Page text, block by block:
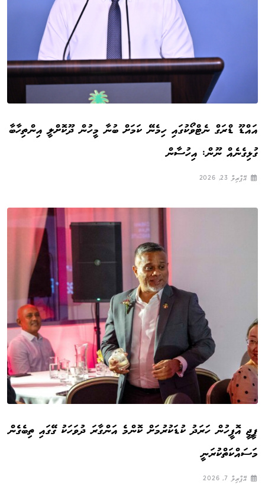
އައްޑޫ ޑްރަގް ނެޓްވޯކުގައި ހިމެނޭ ކަމަށް ބުނާ މީހުން ދޫކޮށްލީ އިންތިހާބާ
ގުޅިގެނެއް ނޫން: އިހުސާން
އޭޕްރިލް 23, 2026
ޕީޖީ އޮފީހުން ހަރަދު ކުޑަކުރުމަށް ކޮންމެ އަންގާރަ ދުވަހަކު ގޭގައި ތިބެގެން
މަސައްކަތްކުރަނީ
އޭޕްރިލް 7, 2026